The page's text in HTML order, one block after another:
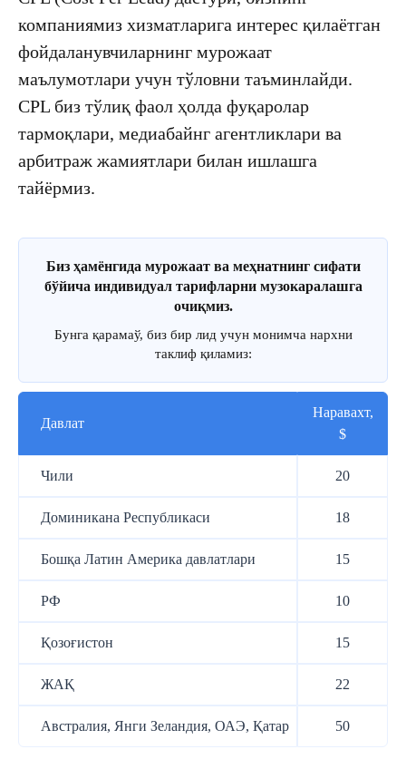
компаниямиз хизматларига интерес қилаётган
фойдаланувчиларнинг мурожаат
маълумотлари учун тўловни таъминлайди.
CPL биз тўлиқ фаол ҳолда фуқаролар
тармоқлари, медиабайнг агентликлари ва
арбитраж жамиятлари билан ишлашга
тайёрмиз.
Биз ҳамёнгида мурожаат ва меҳнатнинг сифати
бўйича индивидуал тарифларни музокаралашга
очиқмиз.
Бунга қарамаў, биз бир лид учун монимча нархни
таклиф қиламиз:
Давлат
Наравахт,
$
Чили 20
Доминикана Республикаси 18
Бошқа Латин Америка давлатлари 15
РФ 10
Қозоғистон 15
ЖАҚ 22
Австралия, Янги Зеландия, ОАЭ, Қатар 50